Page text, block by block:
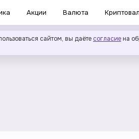
Акции Валюта
сайтом, вы даёте согласие на